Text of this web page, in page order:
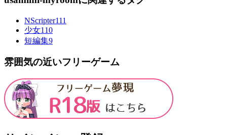
NScripter111
少女110
短編集9
雰囲気の近いフリーゲーム